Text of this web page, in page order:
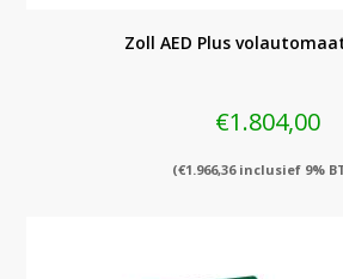
Zoll AED Plus
€1.804,00
(€1.966,36inclusief 9%